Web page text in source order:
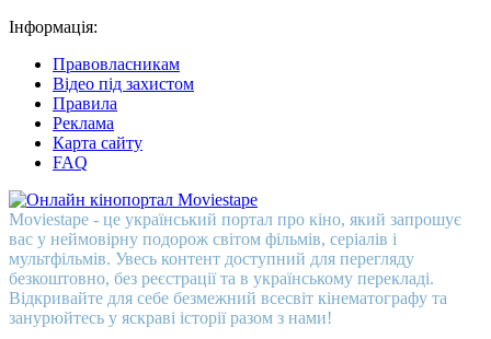
Інформація:
Правовласникам
Відео під захистом
Правила
Реклама
Карта сайту
FAQ
Moviestape - це український портал про кіно, який запрошує
вас у неймовірну подорож світом фільмів, серіалів і
мультфільмів. Увесь контент доступний для перегляду
безкоштовно, без реєстрації та в українському перекладі.
Відкривайте для себе безмежний всесвіт кінематографу та
занурюйтесь у яскраві історії разом з нами!